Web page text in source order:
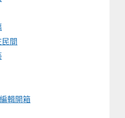
間
輯開箱